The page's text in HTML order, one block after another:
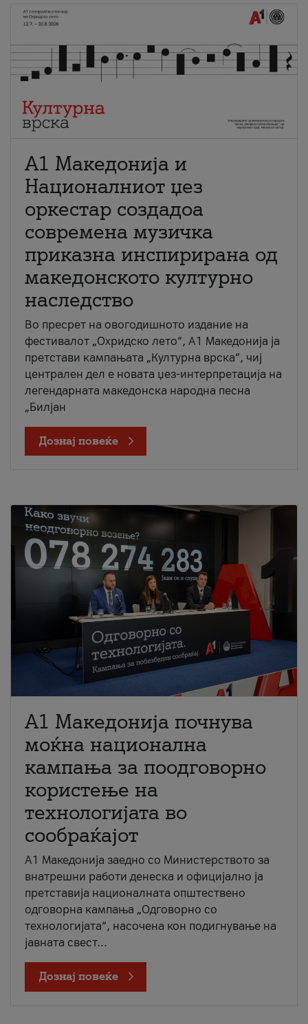
А1 Македонија и
Националниот џез
оркестар создадоа
современа музичка
приказна инспирирана од
македонското културно
наследство
Во пресрет на овогодишното издание на
фестивалот „Охридско лето“, А1 Македонија ја
претстави кампањата „Културна врска“, чиј
централен дел е новата џез-интерпретација на
легендарната македонска народна песна
„Билјан
Дознај повеќе
A1 Македонија почнува
моќна национална
кампања за поодговорно
користење на
технологијата во
сообраќајот
A1 Македонија заедно со Министерството за
внатрешни работи денеска и официјално ја
претставија националната општествено
одговорна кампања „Одговорно со
технологијата“, насочена кон подигнување на
јавната свест...
Дознај повеќе